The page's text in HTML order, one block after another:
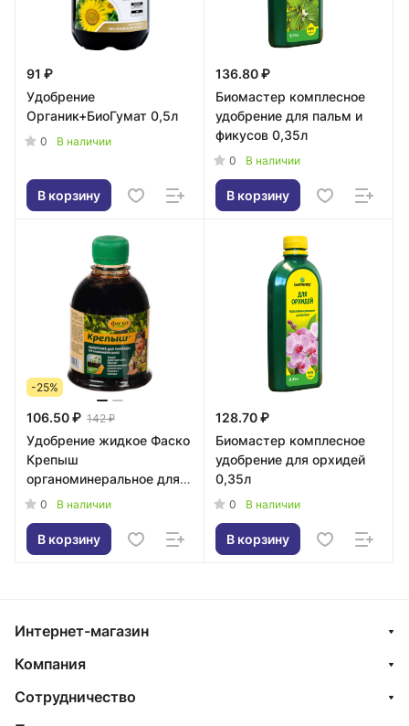
91 ₽
Удобрение
Органик+БиоГумат 0,5л
0 В наличии
В корзину
136.80 ₽
Биомастер комплесное
удобрение для пальм и
фикусов 0,35л
0 В наличии
В корзину
-25%
106.50 ₽ 142 ₽
Удобрение жидкое Фаско
Крепыш
органоминеральное для
рассады 250мл
0 В наличии
В корзину
128.70 ₽
Биомастер комплесное
удобрение для орхидей
0,35л
0 В наличии
В корзину
Интернет-магазин
Компания
Сотрудничество